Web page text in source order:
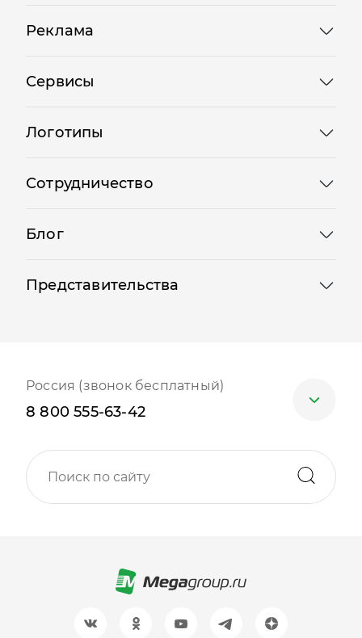
Реклама
Сервисы
Логотипы
Сотрудничество
Блог
Представительства
Россия (звонок бесплатный)
8 800 555-63-42
+7 (961) 999-93-93